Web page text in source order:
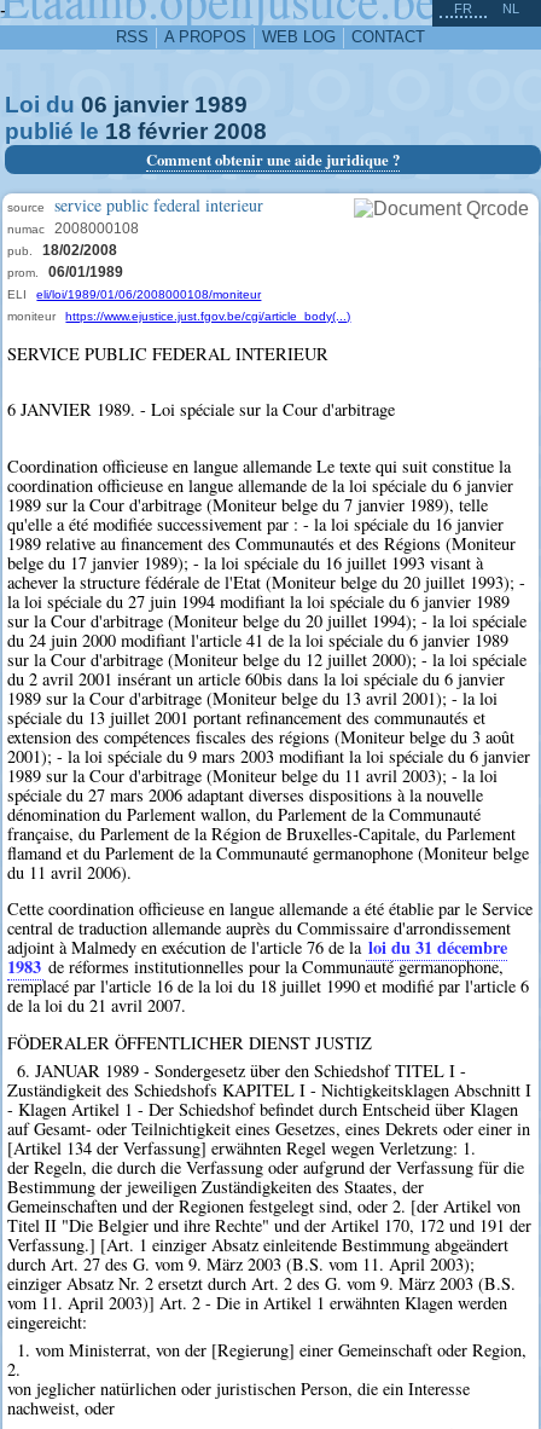
-
RSS A PROPOS WEB LOG CONTACT
FR NL
Loi du 06 janvier 1989
publié le 18 février 2008
Comment obtenir une aide juridique ?
source service public federal interieur
numac 2008000108
pub. 18/02/2008
prom. 06/01/1989
ELI
eli/loi/1989/01/06/2008000108/moniteur
moniteur
https://www.ejustice.just.fgov.be/cgi/article_body(...)
SERVICE PUBLIC FEDERAL INTERIEUR
6 JANVIER 1989. - Loi spéciale sur la Cour d'arbitrage
Coordination officieuse en langue allemande Le texte qui suit constitue la
coordination officieuse en langue allemande de la loi spéciale du 6 janvier
1989 sur la Cour d'arbitrage (Moniteur belge du 7 janvier 1989), telle
qu'elle a été modifiée successivement par : - la loi spéciale du 16 janvier
1989 relative au financement des Communautés et des Régions (Moniteur
belge du 17 janvier 1989); - la loi spéciale du 16 juillet 1993 visant à
achever la structure fédérale de l'Etat (Moniteur belge du 20 juillet 1993); -
la loi spéciale du 27 juin 1994 modifiant la loi spéciale du 6 janvier 1989
sur la Cour d'arbitrage (Moniteur belge du 20 juillet 1994); - la loi spéciale
du 24 juin 2000 modifiant l'article 41 de la loi spéciale du 6 janvier 1989
sur la Cour d'arbitrage (Moniteur belge du 12 juillet 2000); - la loi spéciale
du 2 avril 2001 insérant un article 60bis dans la loi spéciale du 6 janvier
1989 sur la Cour d'arbitrage (Moniteur belge du 13 avril 2001); - la loi
spéciale du 13 juillet 2001 portant refinancement des communautés et
extension des compétences fiscales des régions (Moniteur belge du 3 août
2001); - la loi spéciale du 9 mars 2003 modifiant la loi spéciale du 6 janvier
1989 sur la Cour d'arbitrage (Moniteur belge du 11 avril 2003); - la loi
spéciale du 27 mars 2006 adaptant diverses dispositions à la nouvelle
dénomination du Parlement wallon, du Parlement de la Communauté
française, du Parlement de la Région de Bruxelles-Capitale, du Parlement
flamand et du Parlement de la Communauté germanophone (Moniteur belge
du 11 avril 2006).
Cette coordination officieuse en langue allemande a été établie par le Service
central de traduction allemande auprès du Commissaire d'arrondissement
adjoint à Malmedy en exécution de l'article 76 de la loi du 31 décembre
1983 de réformes institutionnelles pour la Communauté germanophone,
remplacé par l'article 16 de la loi du 18 juillet 1990 et modifié par l'article 6
de la loi du 21 avril 2007.
FÖDERALER ÖFFENTLICHER DIENST JUSTIZ
6. JANUAR 1989 - Sondergesetz über den Schiedshof TITEL I -
Zuständigkeit des Schiedshofs KAPITEL I - Nichtigkeitsklagen Abschnitt I
- Klagen Artikel 1 - Der Schiedshof befindet durch Entscheid über Klagen
auf Gesamt- oder Teilnichtigkeit eines Gesetzes, eines Dekrets oder einer in
[Artikel 134 der Verfassung] erwähnten Regel wegen Verletzung: 1.
der Regeln, die durch die Verfassung oder aufgrund der Verfassung für die
Bestimmung der jeweiligen Zuständigkeiten des Staates, der
Gemeinschaften und der Regionen festgelegt sind, oder 2. [der Artikel von
Titel II "Die Belgier und ihre Rechte" und der Artikel 170, 172 und 191 der
Verfassung.] [Art. 1 einziger Absatz einleitende Bestimmung abgeändert
durch Art. 27 des G. vom 9. März 2003 (B.S. vom 11. April 2003);
einziger Absatz Nr. 2 ersetzt durch Art. 2 des G. vom 9. März 2003 (B.S.
vom 11. April 2003)] Art. 2 - Die in Artikel 1 erwähnten Klagen werden
eingereicht:
1. vom Ministerrat, von der [Regierung] einer Gemeinschaft oder Region,
2.
von jeglicher natürlichen oder juristischen Person, die ein Interesse
nachweist, oder
^